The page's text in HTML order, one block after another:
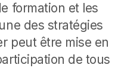
formation et les
des stratégies
peut être mise en
de tous